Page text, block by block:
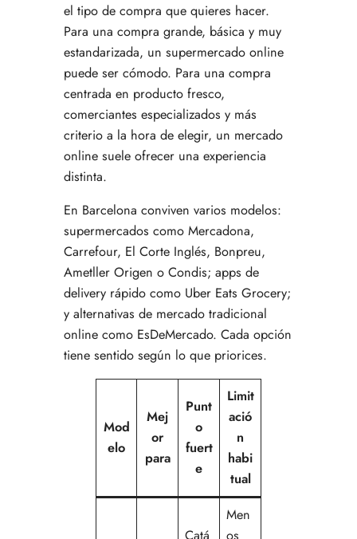
el tipo de compra que quieres hacer.
Para una compra grande, básica y muy
estandarizada, un supermercado online
puede ser cómodo. Para una compra
centrada en producto fresco,
comerciantes especializados y más
criterio a la hora de elegir, un mercado
online suele ofrecer una experiencia
distinta.
En Barcelona conviven varios modelos:
supermercados como Mercadona,
Carrefour, El Corte Inglés, Bonpreu,
Ametller Origen o Condis; apps de
delivery rápido como Uber Eats Grocery;
y alternativas de mercado tradicional
online como EsDeMercado. Cada opción
tiene sentido según lo que priorices.
Mod
elo
Mej
or
para
Punt
o
fuert
e
Limit
ació
n
habi
tual
Men